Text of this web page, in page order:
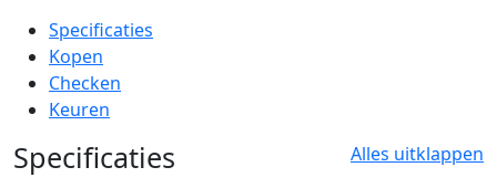
Specificaties
Kopen
Checken
Keuren
Specificaties Alles uitklappen